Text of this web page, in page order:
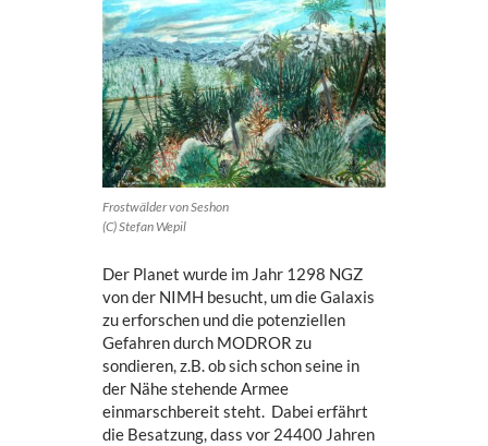
Frostwälder von Seshon
(C) Stefan Wepil
Der Planet wurde im Jahr 1298 NGZ
von der NIMH besucht, um die Galaxis
zu erforschen und die potenziellen
Gefahren durch MODROR zu
sondieren, z.B. ob sich schon seine in
der Nähe stehende Armee
einmarschbereit steht. Dabei erfährt
die Besatzung, dass vor 24400 Jahren